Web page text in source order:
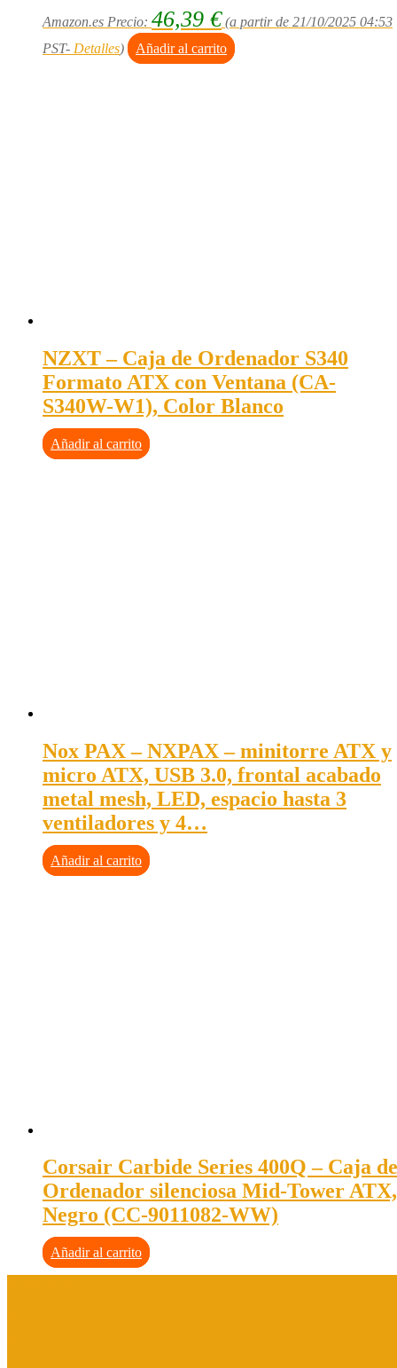
Amazon.es Precio: 46,39 € (a partir de 21/10/2025 04:53
PST- Detalles) Añadir al carrito
NZXT – Caja de Ordenador S340
Formato ATX con Ventana (CA-
S340W-W1), Color Blanco
Añadir al carrito
Nox PAX – NXPAX – minitorre ATX y
micro ATX, USB 3.0, frontal acabado
metal mesh, LED, espacio hasta 3
ventiladores y 4…
Añadir al carrito
Corsair Carbide Series 400Q – Caja de
Ordenador silenciosa Mid-Tower ATX,
Negro (CC-9011082-WW)
Añadir al carrito